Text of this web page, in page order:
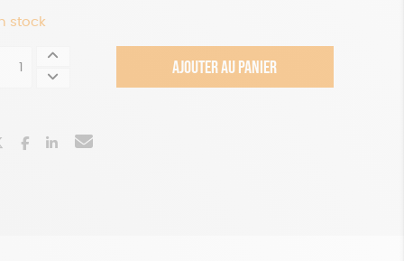
stock
AJOUTER AU PANIER